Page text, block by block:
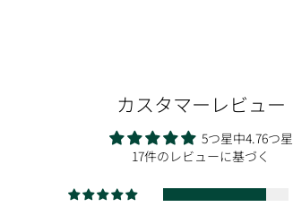
カスタマーレビュー
5つ星中4.76つ星
17件のレビューに基づく